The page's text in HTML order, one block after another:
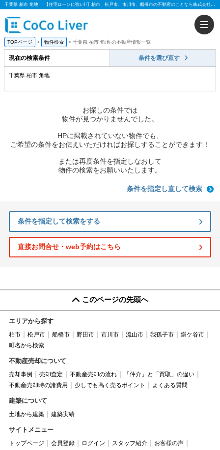
千葉県 柏市 角地 ｜【住宅ローンに強い!!】柏市、松戸市、市川市、船橋市の不動産のことなら株式会社ココリバー
TOPページ 物件検索 千葉県 柏市 角地 の不動産情報一覧
現在の検索条件 条件を選び直す
千葉県 柏市 角地
お探しの条件では
物件が見つかりませんでした。
HPに掲載されていない物件でも、
ご希望の条件をお伝えいただければお探しすることができます！
または再度条件を指定しなおして
物件の検索をお願いいたします。
条件を指定し直して検索
条件を指定して検索をする
直接お問合せ・web予約はこちら
このページの先頭へ
エリアから探す
柏市 松戸市 船橋市 野田市 市川市 流山市 我孫子市
鎌ケ谷市
町名から検索
不動産売却について
売却事例 売却査定 不動産売却の流れ
「仲介」と「買取」の違い
不動産売却時の諸費用
少しでも高く売るポイント よくある質問
建築について
土地から建築 建築実績
サイトメニュー
トップページ 会員登録 ログイン スタッフ紹介
お客様の声